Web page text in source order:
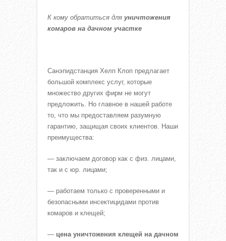
К кому обратиться для уничтожения
комаров на дачном участке
Санэпидстанция Хелп Клоп предлагает
большой комплекс услуг, которые
множество других фирм не могут
предложить. Но главное в нашей работе
то, что мы предоставляем разумную
гарантию, защищая своих клиентов. Наши
преимущества:
— заключаем договор как с физ. лицами,
так и с юр. лицами;
— работаем только с проверенными и
безопасными инсектицидами против
комаров и клещей;
— цена уничтожения клещей на дачном